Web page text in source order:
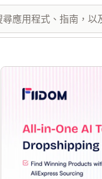
主要圖片圖庫